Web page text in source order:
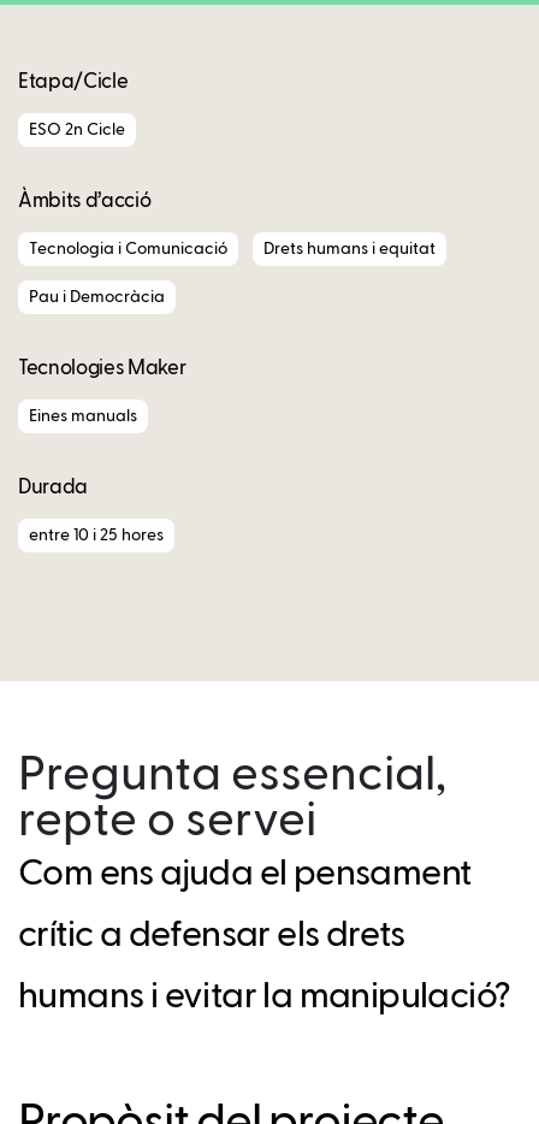
Etapa/Cicle
ESO 2n Cicle
Àmbits d’acció
Tecnologia i Comunicació Drets humans i equitat
Pau i Democràcia
Tecnologies Maker
Eines manuals
Durada
entre 10 i 25 hores
Pregunta essencial,
repte o servei
Com ens ajuda el pensament
crític a defensar els drets
humans i evitar la manipulació?